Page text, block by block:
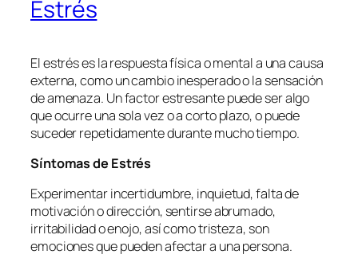
Estrés
El estrés es la respuesta física o mental a una causa
externa, como un cambio inesperado o la sensación
de amenaza. Un factor estresante puede ser algo
que ocurre una sola vez o a corto plazo, o puede
suceder repetidamente durante mucho tiempo.
Síntomas de Estrés
Experimentar incertidumbre, inquietud, falta de
motivación o dirección, sentirse abrumado,
irritabilidad o enojo, así como tristeza, son
emociones que pueden afectar a una persona.